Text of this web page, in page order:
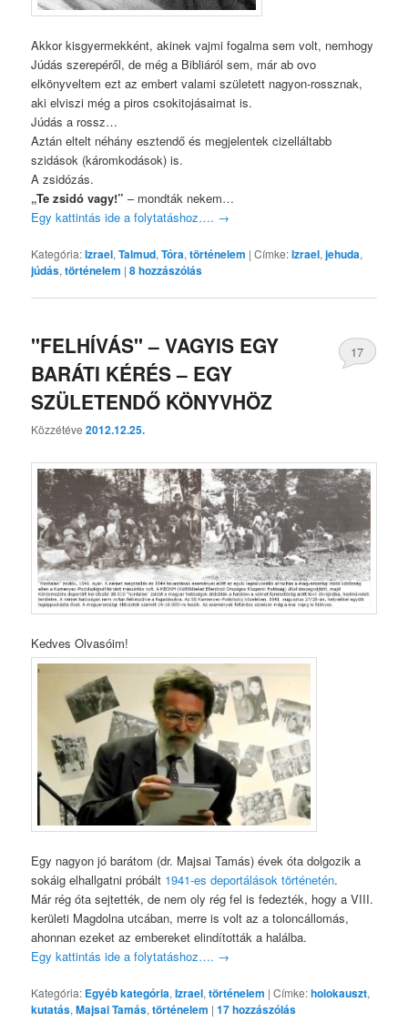
Akkor kisgyermekként, akinek vajmi fogalma sem volt, nemhogy
Júdás szerepéről, de még a Bibliáról sem, már ab ovo
elkönyveltem ezt az embert valami született nagyon-rossznak,
aki elviszi még a piros csokitojásaimat is.
Júdás a rossz…
Aztán eltelt néhány esztendő és megjelentek cizelláltabb
szidások (káromkodások) is.
A zsidózás.
„Te zsidó vagy!” – mondták nekem…
Egy kattintás ide a folytatáshoz…. →
Kategória:Izrael,Talmud,Tóra,történelem |Címke:Izrael,jehuda,
júdás,történelem |8hozzászólás
"FELHÍVÁS" – VAGYIS EGY
BARÁTI KÉRÉS – EGY
SZÜLETENDŐ KÖNYVHÖZ
Közzétéve2012.12.25.
17
Kedves Olvasóim!
Egy nagyon jó barátom (dr. Majsai Tamás) évek óta dolgozik a
sokáig elhallgatni próbált 1941-es deportálások történetén.
Már rég óta sejtették, de nem oly rég fel is fedezték, hogy a VIII.
kerületi Magdolna utcában, merre is volt az a toloncállomás,
ahonnan ezeket az embereket elindították a halálba.
Egy kattintás ide a folytatáshoz…. →
Kategória: Egyéb kategória,Izrael,történelem |Címke:holokauszt,
kutatás,Majsai Tamás,történelem |17hozzászólás